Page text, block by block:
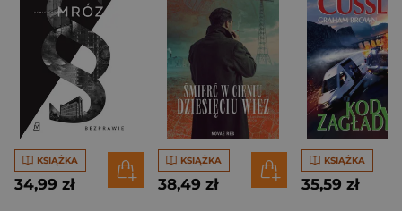
KSIĄŻKA
34,99 zł
KSIĄŻKA
38,49 zł
KSIĄŻKA
35,59 zł